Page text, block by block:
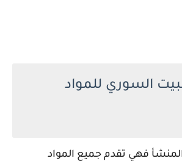
السوري للمواد
فهي تقدم جميع المواد